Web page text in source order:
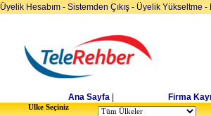
Üyelik Hesabım - Sistemden Çıkış - Üyelik Yükseltme -
Ana Sayfa Firma
Ulke Seçiniz